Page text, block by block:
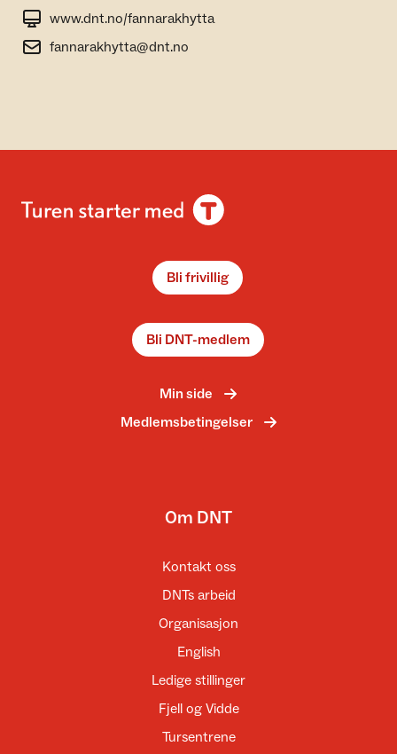
www.dnt.no/fannarakhytta
fannarakhytta@dnt.no
Bli frivillig
Bli DNT-medlem
Min side
Medlemsbetingelser
Om DNT
Kontakt oss
DNTs arbeid
Organisasjon
English
Ledige stillinger
Fjell og Vidde
Tursentrene